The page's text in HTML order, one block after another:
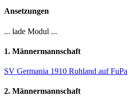
Ansetzungen
... lade Modul ...
1. Männermannschaft
SV Germania 1910 Ruhland auf FuPa
2. Männermannschaft